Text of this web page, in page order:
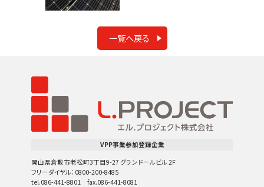
一覧へ戻る
VPP事業参加登録企業
岡山県倉敷市老松町3丁目9-27 グランドールビル 2F
フリーダイヤル：0800-200-8485
tel.086-441-8801 fax.086-441-8081